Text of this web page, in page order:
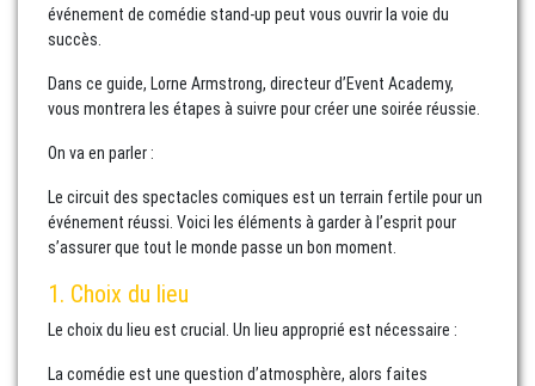
événement de comédie stand-up peut vous ouvrir la voie du
succès.
Dans ce guide, Lorne Armstrong, directeur d’Event Academy,
vous montrera les étapes à suivre pour créer une soirée réussie.
On va en parler :
Le circuit des spectacles comiques est un terrain fertile pour un
événement réussi. Voici les éléments à garder à l’esprit pour
s’assurer que tout le monde passe un bon moment.
1. Choix du lieu
Le choix du lieu est crucial. Un lieu approprié est nécessaire :
La comédie est une question d’atmosphère, alors faites